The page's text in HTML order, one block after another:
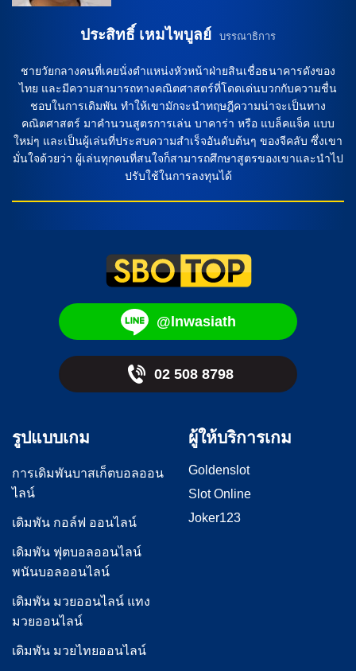
ประสิทธิ์ เหมไพบูลย์ บรรณาธิการ
ชายวัยกลางคนที่เคยนั่งตำแหน่งหัวหน้าฝ่ายสินเชื่อธนาคารดังของ
ไทย และมีความสามารถทางคณิตศาสตร์ที่โดดเด่นบวกกับความชื่น
ชอบในการเดิมพัน ทำให้เขามักจะนำทฤษฎีความน่าจะเป็นทาง
คณิตศาสตร์ มาคำนวนสูตรการเล่น บาคาร่า หรือ แบล็คแจ็ค แบบ
ใหม่ๆ และเป็นผู้เล่นที่ประสบความสำเร็จอันดับต้นๆ ของจีคลับ ซึ่งเขา
มั่นใจด้วยว่า ผู้เล่นทุกคนที่สนใจก็สามารถศึกษาสูตรของเขาและนำไป
ปรับใช้ในการลงทุนได้
@lnwasiath
02 508 8798
รูปแบบเกม
การเดิมพันบาสเก็ตบอลออน
ไลน์
เดิมพัน กอล์ฟ ออนไลน์
เดิมพัน ฟุตบอลออนไลน์
พนันบอลออนไลน์
เดิมพัน มวยออนไลน์ แทง
มวยออนไลน์
เดิมพัน มวยไทยออนไลน์
ผู้ให้บริการเกม
Goldenslot
Slot Online
Joker123